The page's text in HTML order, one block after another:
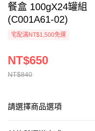
餐盒 100gX24罐組
(C001A61-02)
宅配滿NT$1,500免運
NT$840
NT$650
請選擇商品選項